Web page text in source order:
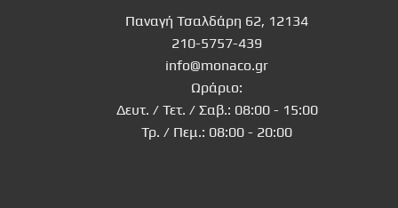
Παναγή Τσαλδάρη 62, 12134
210-5757-439
info@monaco.gr
Ωράριο:
Δευτ. / Τετ. / Σαβ.: 08:00 - 15:00
Τρ. / Πεμ.: 08:00 - 20:00